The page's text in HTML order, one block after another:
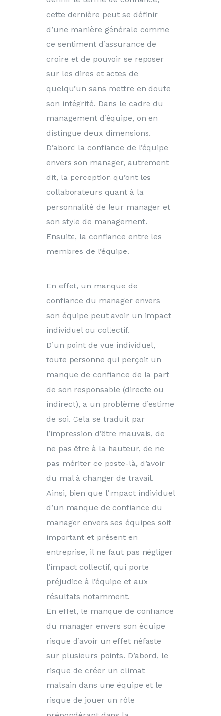
cette dernière peut se définir
d’une manière générale comme
ce sentiment d’assurance de
croire et de pouvoir se reposer
sur les dires et actes de
quelqu’un sans mettre en doute
son intégrité. Dans le cadre du
management d’équipe, on en
distingue deux dimensions.
D’abord la confiance de l’équipe
envers son manager, autrement
dit, la perception qu’ont les
collaborateurs quant à la
personnalité de leur manager et
son style de management.
Ensuite, la confiance entre les
membres de l’équipe.
En effet, un manque de
confiance du manager envers
son équipe peut avoir un impact
individuel ou collectif.
D’un point de vue individuel,
toute personne qui perçoit un
manque de confiance de la part
de son responsable (directe ou
indirect), a un problème d’estime
de soi. Cela se traduit par
l’impression d’être mauvais, de
ne pas être à la hauteur, de ne
pas mériter ce poste-là, d’avoir
du mal à changer de travail.
Ainsi, bien que l’impact individuel
d’un manque de confiance du
manager envers ses équipes soit
important et présent en
entreprise, il ne faut pas négliger
l’impact collectif, qui porte
préjudice à l’équipe et aux
résultats notamment.
En effet, le manque de confiance
du manager envers son équipe
risque d’avoir un effet néfaste
sur plusieurs points. D’abord, le
risque de créer un climat
malsain dans une équipe et le
risque de jouer un rôle